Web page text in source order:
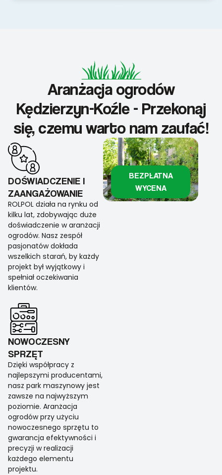
Aranżacja ogrodów
Kędzierzyn-Koźle - Przekonaj
się, czemu warto nam zaufać!
DOŚWIADCZENIE I
ZAANGAŻOWANIE
ROLPOL działa na rynku od
kilku lat, zdobywając duże
doświadczenie w aranżacji
ogrodów. Nasz zespół
pasjonatów dokłada
wszelkich starań, by każdy
projekt był wyjątkowy i
spełniał oczekiwania
klientów.
NOWOCZESNY
SPRZĘT
Dzięki współpracy z
najlepszymi producentami,
nasz park maszynowy jest
zawsze na najwyższym
poziomie. Aranżacja
ogrodów przy użyciu
nowoczesnego sprzętu to
gwarancja efektywności i
precyzji w realizacji
każdego elementu
projektu.
BEZPŁATNA
WYCENA